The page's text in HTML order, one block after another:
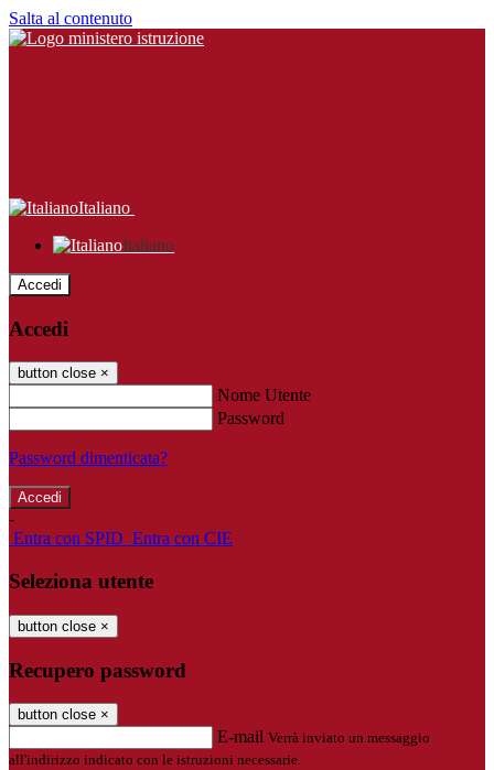
Salta al contenuto
Italiano
Italiano
Accedi
Accedi
button close ×
Nome Utente
Password
Password dimenticata?
-
Entra con SPID Entra con CIE
Seleziona utente
button close ×
Recupero password
button close ×
E-mail Verrà inviato un messaggio
all'indirizzo indicato con le istruzioni necessarie.